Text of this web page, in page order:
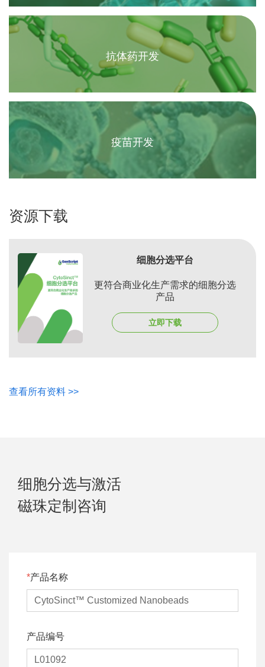
抗体药开发
疫苗开发
资源下载
细胞分选平台
更符合商业化生产需求的细胞分选
产品
立即下载
查看所有资料 >>
细胞分选与激活
磁珠定制咨询
产品名称
产品编号